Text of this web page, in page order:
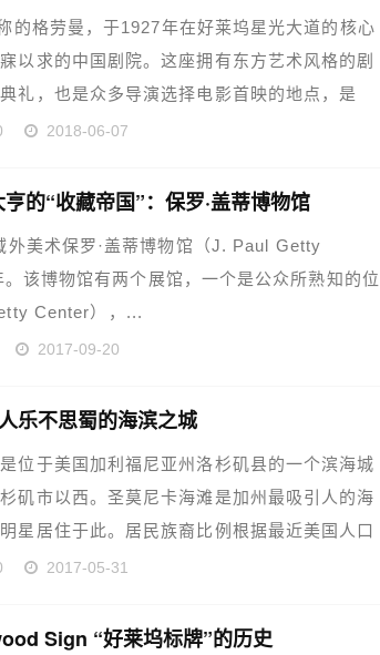
的格劳曼，于1927年在好莱坞星光大道的核心
以求的中国剧院。这座拥有东方艺术风格的剧
礼，也是众多导演选择电影首映的地点，是
2018-06-07
的“收藏帝国”：保罗·盖蒂博物馆
外美术保罗·盖蒂博物馆（J. Paul Getty
该博物馆有两个展馆，一个是公众所熟知的位
Center），...
2017-09-20
乐不思蜀的海滨之城
位于美国加利福尼亚州洛杉矶县的一个滨海城
矶市以西。圣莫尼卡海滩是加州最吸引人的海
星居住于此。居民族裔比例根据最近美国人口
2017-05-31
Sign “好莱坞标牌”的历史